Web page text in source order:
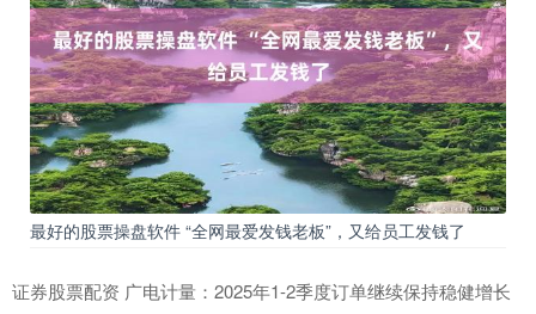
最好的股票操盘软件 “全网最爱发钱老板”，又给员工发钱了
证券股票配资 广电计量：2025年1-2季度订单继续保持稳健增长